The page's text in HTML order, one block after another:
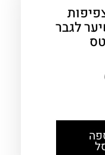
לגבר